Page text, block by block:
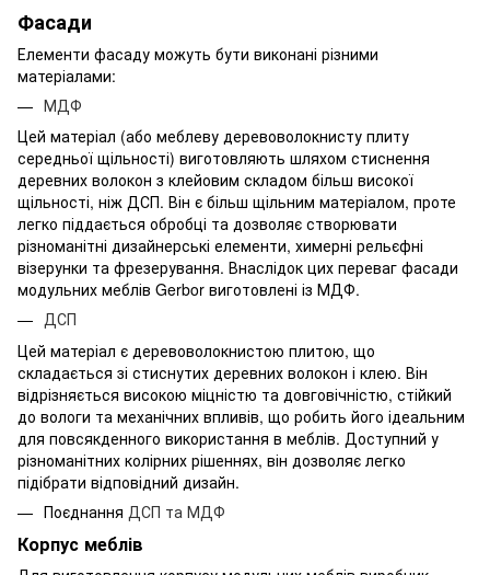
Фасади
Елементи фасаду можуть бути виконані різними
матеріалами:
МДФ
Цей матеріал (або меблеву деревоволокнисту плиту
середньої щільності) виготовляють шляхом стиснення
деревних волокон з клейовим складом більш високої
щільності, ніж ДСП. Він є більш щільним матеріалом, проте
легко піддається обробці та дозволяє створювати
різноманітні дизайнерські елементи, химерні рельєфні
візерунки та фрезерування. Внаслідок цих переваг фасади
модульних меблів Gerbor виготовлені із МДФ.
ДСП
Цей матеріал є деревоволокнистою плитою, що
складається зі стиснутих деревних волокон і клею. Він
відрізняється високою міцністю та довговічністю, стійкий
до вологи та механічних впливів, що робить його ідеальним
для повсякденного використання в меблів. Доступний у
різноманітних колірних рішеннях, він дозволяє легко
підібрати відповідний дизайн.
Поєднання ДСП та МДФ
Корпус меблів